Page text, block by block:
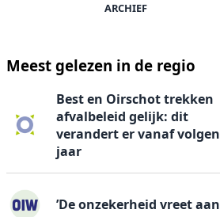
ARCHIEF
Meest gelezen in de regio
Best en Oirschot trekken
afvalbeleid gelijk: dit
verandert er vanaf
jaar
’De onzekerheid vreet aan